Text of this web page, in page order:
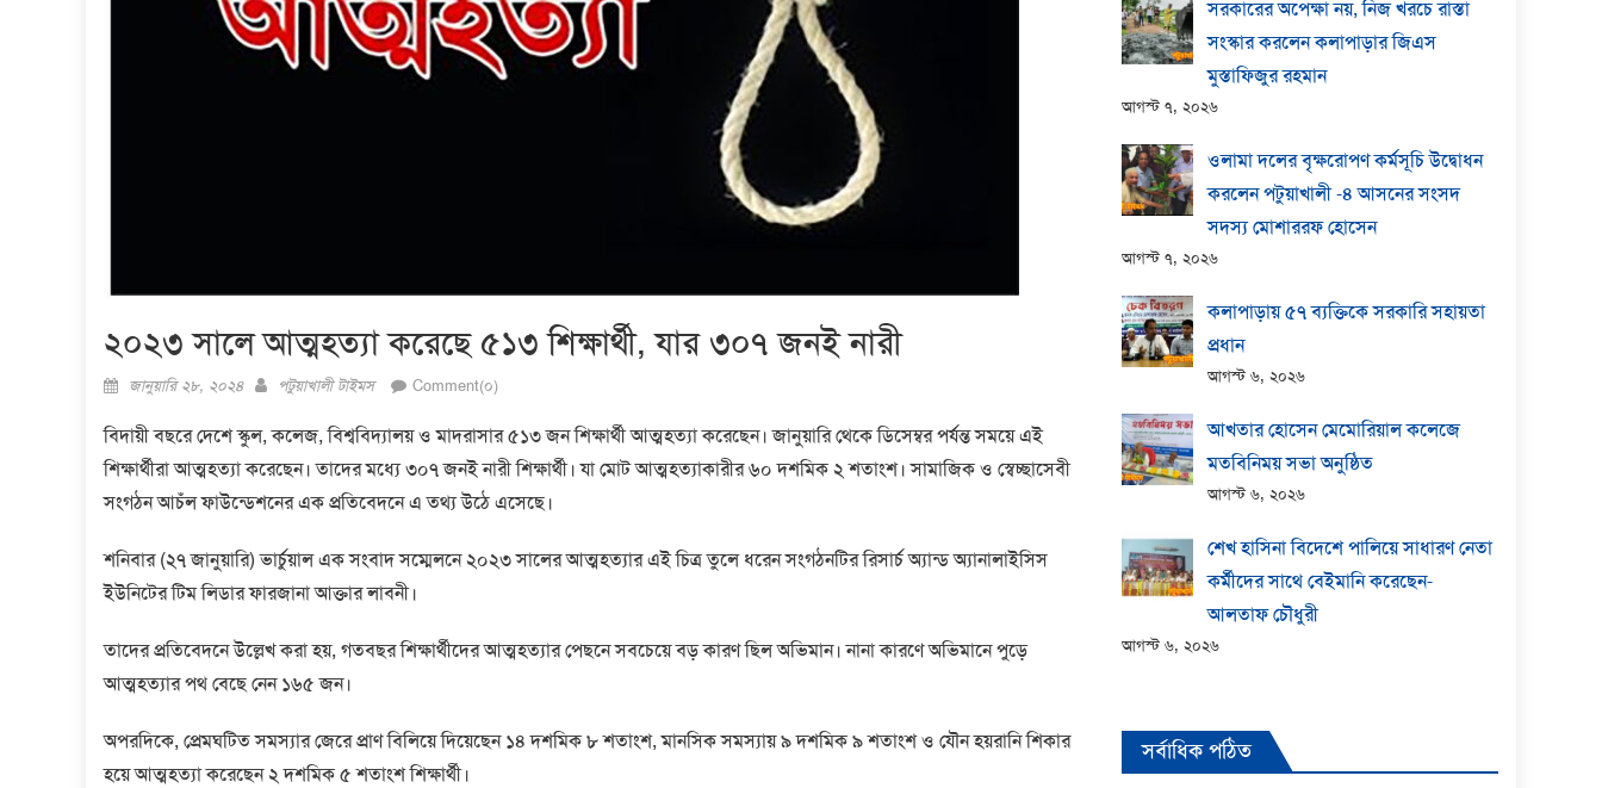
২০২৩ সালে আত্মহত্যা করেছে ৫১৩ শিক্ষার্থী, যার ৩০৭ জনই নারী
Posted
জানুয়ারি ২৮, ২০২৪ Author
পটুয়াখালী টাইমস Comment(০)
বিদায়ী বছরে দেশে স্কুল, কলেজ, বিশ্ববিদ্যালয় ও মাদরাসার ৫১৩ জন শিক্ষার্থী আত্মহত্যা করেছেন। জানুয়ারি থেকে ডিসেম্বর পর্যন্ত সময়ে এই
শিক্ষার্থীরা আত্মহত্যা করেছেন। তাদের মধ্যে ৩০৭ জনই নারী শিক্ষার্থী। যা মোট আত্মহত্যাকারীর ৬০ দশমিক ২ শতাংশ। সামাজিক ও স্বেচ্ছাসেবী
সংগঠন আচঁল ফাউন্ডেশনের এক প্রতিবেদনে এ তথ্য উঠে এসেছে।
শনিবার (২৭ জানুয়ারি) ভার্চুয়াল এক সংবাদ সম্মেলনে ২০২৩ সালের আত্মহত্যার এই চিত্র তুলে ধরেন সংগঠনটির রিসার্চ অ্যান্ড অ্যানালাইসিস
ইউনিটের টিম লিডার ফারজানা আক্তার লাবনী।
তাদের প্রতিবেদনে উল্লেখ করা হয়, গতবছর শিক্ষার্থীদের আত্মহত্যার পেছনে সবচেয়ে বড় কারণ ছিল অভিমান। নানা কারণে অভিমানে পুড়ে
আত্মহত্যার পথ বেছে নেন ১৬৫ জন।
অপরদিকে, প্রেমঘটিত সমস্যার জেরে প্রাণ বিলিয়ে দিয়েছেন ১৪ দশমিক ৮ শতাংশ, মানসিক সমস্যায় ৯ দশমিক ৯ শতাংশ ও যৌন হয়রানি শিকার
হয়ে আত্মহত্যা করেছেন ২ দশমিক ৫ শতাংশ শিক্ষার্থী।
সরকারের অপেক্ষা নয়, নিজ খরচে রাস্তা
সংস্কার করলেন কলাপাড়ার জিএস
মুস্তাফিজুর রহমান
আগস্ট ৭, ২০২৬
ওলামা দলের বৃক্ষরোপণ কর্মসূচি উদ্বোধন
করলেন পটুয়াখালী -৪ আসনের সংসদ
সদস্য মোশাররফ হোসেন
আগস্ট ৭, ২০২৬
কলাপাড়ায় ​৫৭ ব্যক্তিকে সরকারি সহায়তা
প্রধান
আগস্ট ৬, ২০২৬
আখতার হোসেন মেমোরিয়াল কলেজে
মতবিনিময় সভা অনুষ্ঠিত
আগস্ট ৬, ২০২৬
শেখ হাসিনা বিদেশে পালিয়ে সাধারণ নেতা
কর্মীদের সাথে বেইমানি করেছেন-
আলতাফ চৌধুরী
আগস্ট ৬, ২০২৬
সর্বাধিক পঠিত